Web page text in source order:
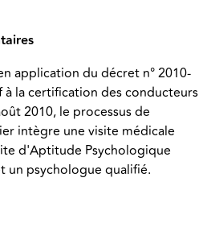
application du décret n° 2010-
la certification des conducteurs
2010, le processus de
intègre une visite médicale
d'Aptitude Psychologique
un psychologue qualifié.